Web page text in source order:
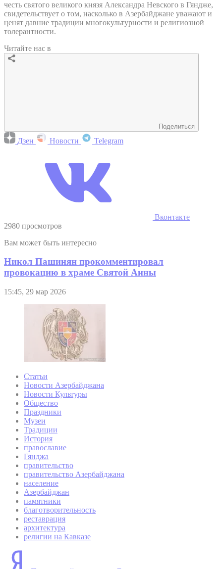
честь святого великого князя Александра Невского в Гяндже,
свидетельствует о том, насколько в Азербайджане уважают и
ценят давние традиции многокультурности и религиозной
толерантности.
Читайте нас в
Поделиться
Дзен Новости Telegram
Вконтакте
2980 просмотров
Вам может быть интересно
Никол Пашинян прокомментировал
провокацию в храме Святой Анны
15:45, 29 мар 2026
Статьи
Новости Азербайджана
Новости Культуры
Общество
Праздники
Музеи
Традиции
История
православие
Гянджа
правительство
правительство Азербайджана
население
Азербайджан
памятники
благотворительность
реставрация
архитектура
религии на Кавказе